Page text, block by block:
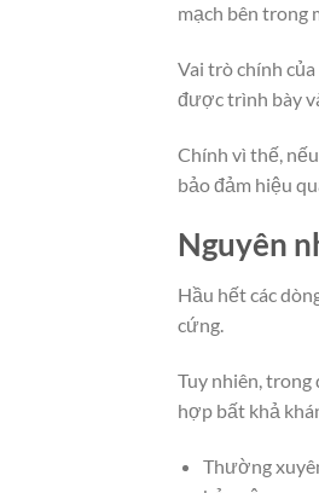
mạch bên trong
Vai trò chính
được trình bày
Chính vì thế,
bảo đảm hiệu
Nguyên
Hầu hết các
cứng.
Tuy nhiên,
hợp bất khả
Thường